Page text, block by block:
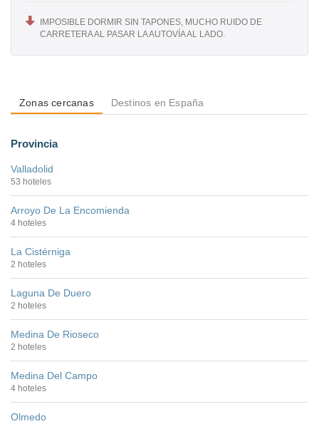
IMPOSIBLE DORMIR SIN TAPONES, MUCHO RUIDO DE
CARRETERA AL PASAR LA AUTOVÍA AL LADO.
Zonas cercanas Destinos en España
Provincia
Valladolid
53 hoteles
Arroyo De La Encomienda
4 hoteles
La Cistérniga
2 hoteles
Laguna De Duero
2 hoteles
Medina De Rioseco
2 hoteles
Medina Del Campo
4 hoteles
Olmedo